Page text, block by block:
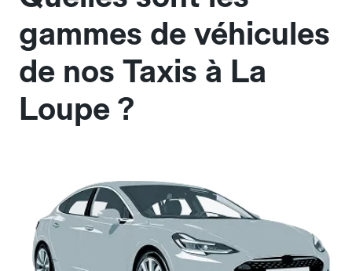
gammes de véhicules
de nos Taxis à La
Loupe ?